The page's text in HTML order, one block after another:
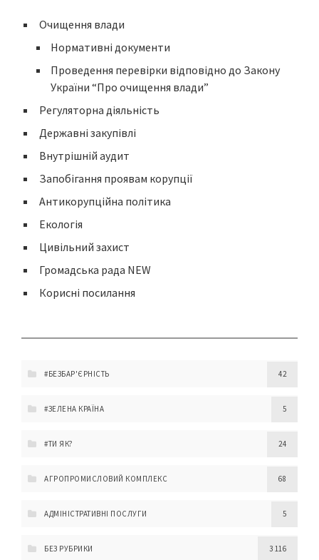
Очищення влади
Нормативні документи
Проведення перевірки відповідно до Закону
України “Про очищення влади”
Регуляторна діяльність
Державні закупівлі
Внутрішній аудит
Запобігання проявам корупції
Антикорупційна політика
Екологія
Цивільний захист
Громадська рада NEW
Корисні посилання
#БЕЗБАР'ЄРНІСТЬ 42
#ЗЕЛЕНА КРАЇНА 5
#ТИ ЯК? 24
АГРОПРОМИСЛОВИЙ КОМПЛЕКС 68
АДМІНІСТРАТИВНІ ПОСЛУГИ 5
БЕЗ РУБРИКИ 3 116